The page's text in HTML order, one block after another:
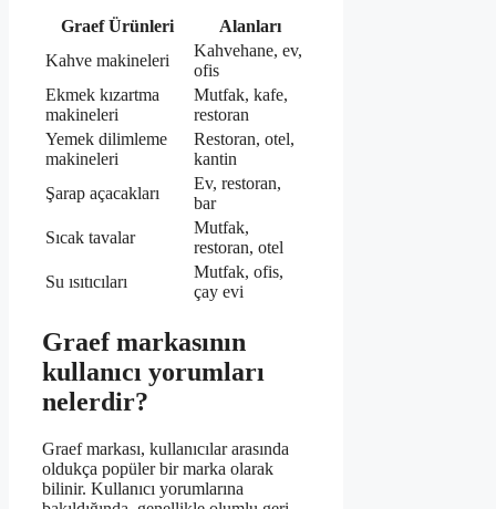
Graef Ürünleri
Alanları
Kahve makineleri
Kahvehane, ev,
ofis
Ekmek kızartma
makineleri
Mutfak, kafe,
restoran
Yemek dilimleme
makineleri
Restoran, otel,
kantin
Şarap açacakları
Ev, restoran,
bar
Sıcak tavalar
Mutfak,
restoran, otel
Su ısıtıcıları
Mutfak, ofis,
çay evi
Graef markasının
kullanıcı yorumları
nelerdir?
Graef markası, kullanıcılar arasında
oldukça popüler bir marka olarak
bilinir. Kullanıcı yorumlarına